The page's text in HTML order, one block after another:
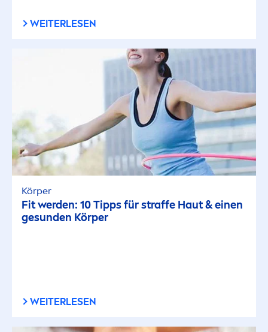
WEITERLESEN
Körper
Fit werden: 10 Tipps für straffe Haut & einen
gesunden Körper
WEITERLESEN